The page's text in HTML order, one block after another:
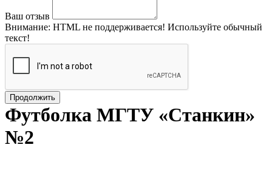
Ваш отзыв
Внимание: HTML не поддерживается! Используйте обычный
текст!
Продолжить
Футболка МГТУ «Станкин»
№2